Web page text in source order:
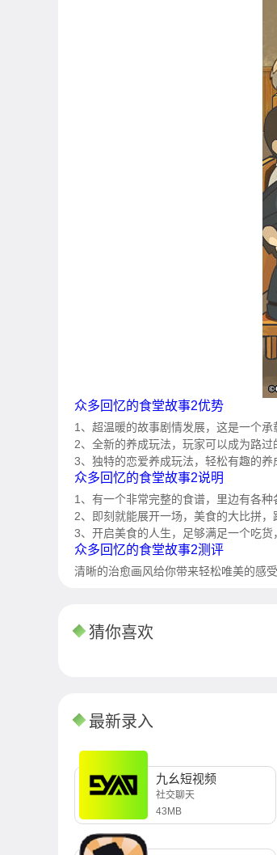
众多回忆的食堂故事2优势
1、超温暖的故事剧情发展，这是一个
2、全新的养成玩法，玩家可以成为路
3、独特的恋爱养成玩法，轻松有趣的养
众多回忆的食堂故事2说明
1、有一个非常完整的食谱，里边有各种
2、即刻就能展开一场，美食的大比拼，
3、开启美食的人生，足够满足一个吃货
众多回忆的食堂故事2测评
清晰的治愈画风给你带来轻松唯美的感受
猜你喜欢
最新录入
九幺短视频
社交聊天
43MB